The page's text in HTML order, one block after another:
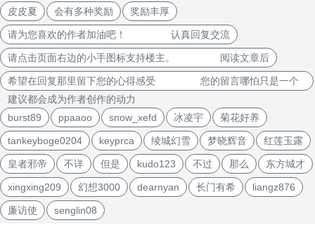
皮皮夏 会有多种奖励 奖励丰厚
请为您喜欢的作者加油吧！ 认真回复交流
请点击页面右边的小手图标支持楼主。 阅读文章后
希望在回复那里留下您的心得感受 您的留言哪怕只是一个
建议都会成为作者创作的动力
burst89
ppaaoo snow_xefd 冰凌宇 菊花好养
tankeyboge0204 keyprca 绫城幻雪 梦晓辉音 红莲玉露
皇者邪帝 不详 但是 kudo123 不过 那么 东方城才
xingxing209 幻想3000 dearnyan 长门有希 liangz876
廉访使 senglin08